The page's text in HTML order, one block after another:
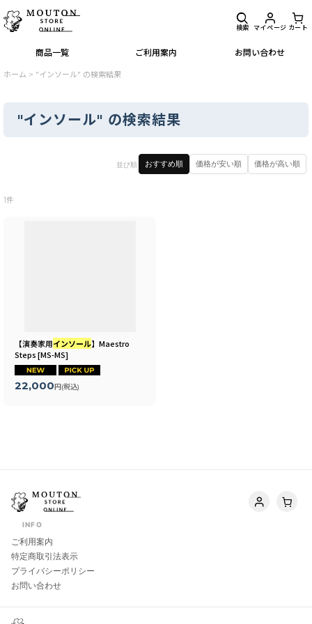
商品一覧 ご利用案内 お問い合わせ
検索 マイページ カート
ホーム > "インソール" の検索結果
"インソール" の検索結果
並び順 おすすめ順 価格が安い順 価格が高い順
1件
【演奏家用インソール】Maestro
Steps[MS-MS]
22,000 円 (税込)
INFO
ご利用案内
特定商取引法表示
プライバシーポリシー
お問い合わせ